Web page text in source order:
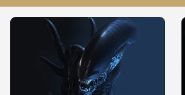
Laurent Scherlen Memento
Stéfanie Rossier Streaming